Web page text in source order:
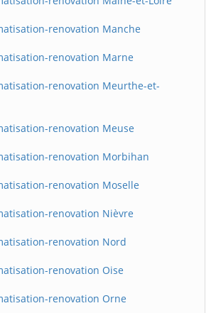
renovation Manche
renovation Marne
renovation Meurthe-et-
renovation Meuse
renovation Morbihan
renovation Moselle
renovation Nièvre
renovation Nord
renovation Oise
renovation Orne